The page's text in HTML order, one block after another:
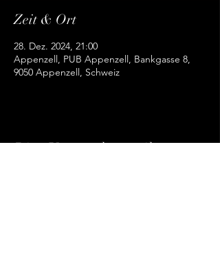
Zeit & Ort
28. Dez. 2024, 21:00
Appenzell, PUB Appenzell, Bankgasse 8,
9050 Appenzell, Schweiz
Diese Veranstaltung teilen